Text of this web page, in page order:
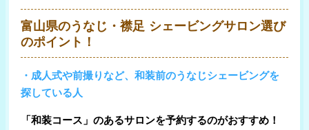
富山県のうなじ・襟足 シェービングサロン選び
のポイント！
・成人式や前撮りなど、和装前のうなじシェービングを
探している人
「和装コース」のあるサロンを予約するのがおすすめ！